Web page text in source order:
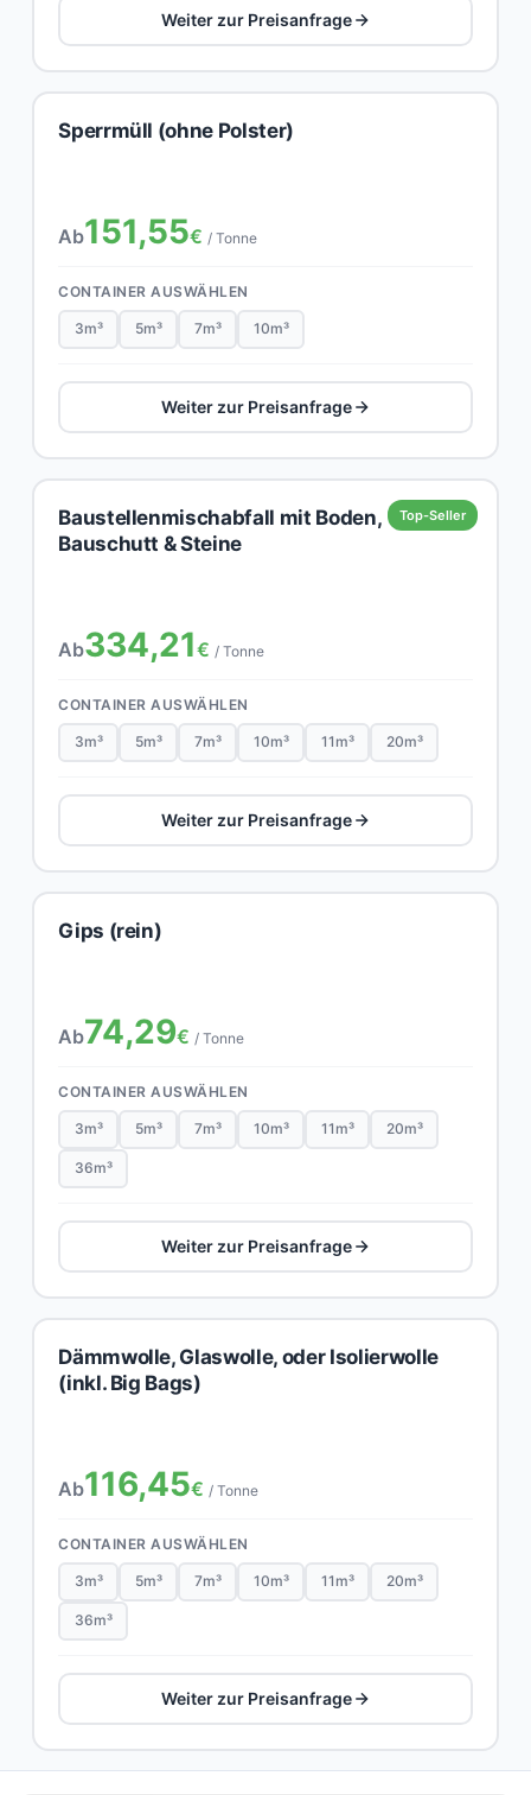
Weiter zur Preisanfrage
Sperrmüll (ohne Polster)
Ab151,55€ / Tonne
CONTAINER AUSWÄHLEN
3m³ 5m³ 7m³ 10m³
Weiter zur Preisanfrage
Top-Seller
Baustellenmischabfall mit Boden,
Bauschutt & Steine
Ab334,21€ / Tonne
CONTAINER AUSWÄHLEN
3m³ 5m³ 7m³ 10m³ 11m³ 20m³
Weiter zur Preisanfrage
Gips (rein)
Ab74,29€ / Tonne
CONTAINER AUSWÄHLEN
3m³ 5m³ 7m³ 10m³ 11m³ 20m³
36m³
Weiter zur Preisanfrage
Dämmwolle, Glaswolle, oder Isolierwolle
(inkl. Big Bags)
Ab116,45€ / Tonne
CONTAINER AUSWÄHLEN
3m³ 5m³ 7m³ 10m³ 11m³ 20m³
36m³
Weiter zur Preisanfrage